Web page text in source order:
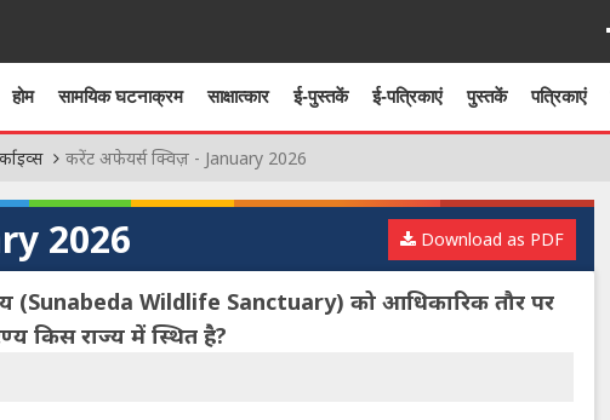
होम सामयिक घटनाक्रम साक्षात्कार ई-पुस्तकें ई-पत्रिकाएं पुस्तकें पत्रिकाएं
करेंट अफेयर्स क्विज़ - January 2026
2026 Download as PDF
(Sunabeda Wildlife Sanctuary) को आधिकारिक तौर पर
किस राज्य में स्थित है?